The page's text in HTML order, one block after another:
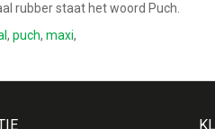
rubber staat het woord Puch.
, puch, maxi,